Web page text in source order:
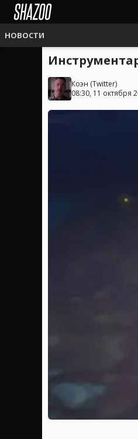
НОВОСТИ
Коэн (Twitter)
08:30, 11 октября